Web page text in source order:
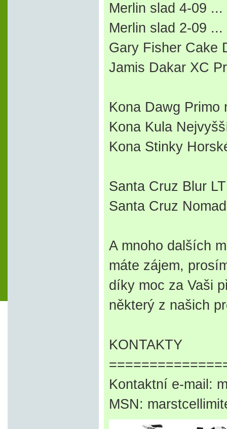
Merlin slad 4-09
Merlin slad 2-09 ...
Gary Fisher Cake
Jamis Dakar XC
Kona Dawg Primo
Kona Kula
Kona Stinky
Santa Cruz Blur
Santa Cruz
A mnoho dalších
máte zájem,
díky moc za Vaši
některý z našich
KONTAKTY
Kontaktní e-mail:
MSN: